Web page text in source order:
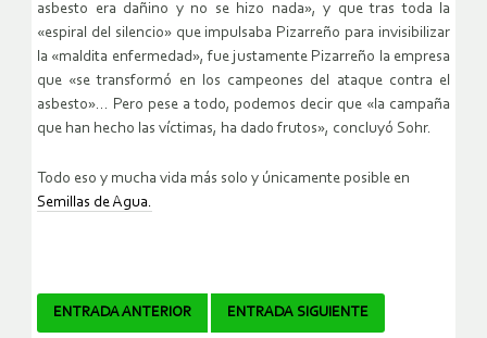
asbesto era dañino y no se hizo nada», y que tras toda la
«espiral del silencio» que impulsaba Pizarreño para invisibilizar
la «maldita enfermedad», fue justamente Pizarreño la empresa
que «se transformó en los campeones del ataque contra el
asbesto»… Pero pese a todo, podemos decir que «la campaña
que han hecho las víctimas, ha dado frutos», concluyó Sohr.
Todo eso y mucha vida más solo y únicamente posible en
Semillas de Agua.
Navegador
ENTRADA ANTERIOR ENTRADA SIGUIENTE